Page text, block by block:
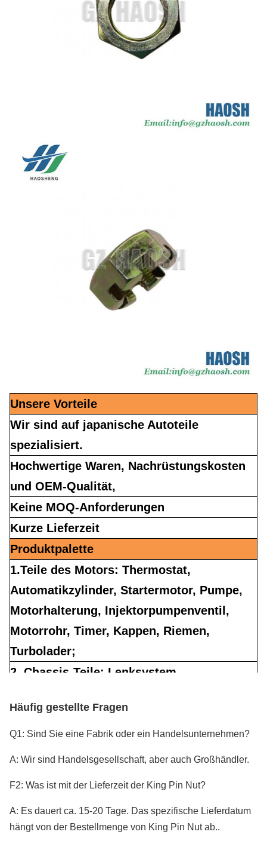
Unsere Vorteile
Wir sind auf japanische Autoteile
spezialisiert.
Hochwertige Waren, Nachrüstungskosten
und OEM-Qualität,
Keine MOQ-Anforderungen
Kurze Lieferzeit
Produktpalette
1.Teile des Motors: Thermostat,
Automatikzylinder, Startermotor, Pumpe,
Motorhalterung, Injektorpumpenventil,
Motorrohr, Timer, Kappen, Riemen,
Turbolader;
2. Chassis-Teile: Lenksystem,
Antriebswelle, Tank, Differenzteile, Auto-
Kabel, Radnabel;
3.Elektrisches System: Zündsystem, ABS-
4.Bremssystem & Kupplungssystem &
Booster
Häufig gestellte Fragen
Q1: Sind Sie eine Fabrik oder ein Handelsunternehmen?
A: Wir sind Handelsgesellschaft, aber auch Großhändler.
F2: Was ist mit der Lieferzeit der King Pin Nut?
A: Es dauert ca. 15-20 Tage. Das spezifische Lieferdatum
hängt von der Bestellmenge von King Pin Nut ab..